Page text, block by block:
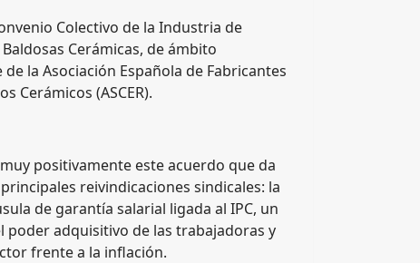
Colectivo de la Industria de
Cerámicas, de ámbito
la Asociación Española de Fabricantes
Cerámicos (ASCER).
positivamente este acuerdo que da
reivindicaciones sindicales: la
de garantía salarial ligada al IPC, un
poder adquisitivo de las trabajadoras y
frente a la inflación.